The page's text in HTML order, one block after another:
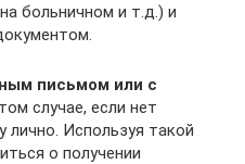
больничном и т.д.) и
письмом или с
случае, если нет
лично. Используя такой
о получении